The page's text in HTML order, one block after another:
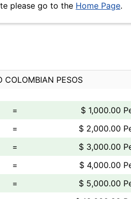
please go to the Home Page.
COLOMBIAN PESOS
=
$ 1,000.00
=
$ 2,000.00
=
$ 3,000.00
=
$ 4,000.00
=
$ 5,000.00